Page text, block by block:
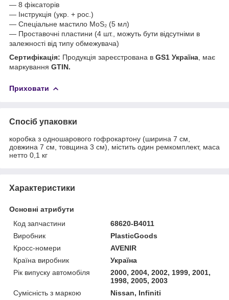
— 8 фіксаторів
— Інструкція (укр. + рос.)
— Спеціальне мастило MoS₂ (5 мл)
— Проставочні пластини (4 шт., можуть бути відсутніми в
залежності від типу обмежувача)
Сертифікація: Продукція зареєстрована в GS1 Україна , має
маркування GTIN.
Приховати
Спосіб упаковки
коробка з одношарового гофрокартону (ширина 7 см,
довжина 7 см, товщина 3 см), містить один ремкомплект, маса
нетто 0,1 кг
Характеристики
Основні атрибути
Код запчастини
68620-B4011
Виробник
PlasticGoods
Кросс-номери
AVENIR
Країна виробник
Україна
Рік випуску автомобіля
2000, 2004, 2002, 1999, 2001,
1998, 2005, 2003
Сумісність з маркою
Nissan, Infiniti